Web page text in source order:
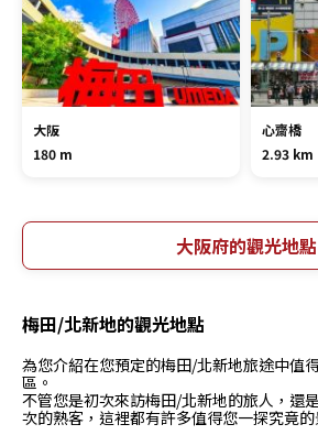
大阪
180 m
心齋橋
2.93 km
大阪府的觀光地點
梅田/北新地的觀光地點
為您介紹在您預定的梅田/北新地旅途中值
區。
不管您是初次來訪梅田/北新地的旅人，還
次的熟客，這裡都有許多值得您一探究竟的